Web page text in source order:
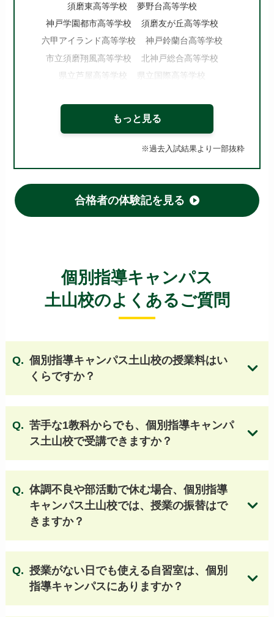
須磨東高等学校
夢野台高等学校
神戸学園都市高等学校
須磨友が丘高等学校
六甲アイランド高等学校
神戸鈴蘭台高等学校
市立須磨翔風高等学校
北神戸総合高等学校
県立芦屋高等学校
県立国際高等学校
県立西宮高等学校
尼崎稲園高等学校
尼崎小田高等学校
【兵庫 国立・私立高校】
神戸龍谷高等学校
啓明学院高等学校
親和女子高等学校
神戸学院大学附属高等学校
神戸国際高等学校
神戸野田高等学校
須磨学園夙川高等学校
神戸山手グローバル高等学校
愛徳学園高等学校
関西学院高等部
仁川学院高等学校
武庫川女子大学附属高等学校
三田学園高等学校 他
【大阪 公立高校】
北野高等学校 天王寺高等学校
茨木高等学校
三国丘高等学校
大手前高等学校
豊中高等学校
高津高等学校
池田高等学校
富田林高等学校
鳳高等学校
住吉高等学校
八尾高等学校
和泉高等学校
三島高等学校
清水谷高等学校
箕面高等学校
もっと見る
※過去入試結果より一部抜粋
合格者の体験記を見る
個別指導キャンパス
土山校のよくあるご質問
個別指導キャンパス土山校の授業料はい
くらですか？
個別指導キャンパスの授業料はこちら
苦手な1教科からでも、個別指導キャンパ
ス土山校で受講できますか？
体調不良や部活動で休む場合、個別指導
キャンパス土山校では、授業の振替はで
きますか？
授業がない日でも使える自習室は、個別
指導キャンパスにありますか？